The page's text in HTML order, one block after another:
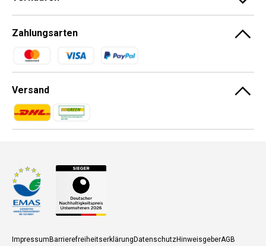
Zahlungsarten
Zahlungsmethoden
Versand
Zahlungsmethoden
Zahlungsmethoden
ImpressumBarrierefreiheitserklärungDatenschutzHinweisgeberAGB